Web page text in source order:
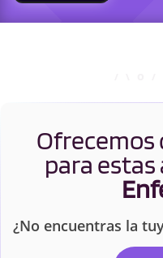
Ofrecemos
para
¿No encuentras la